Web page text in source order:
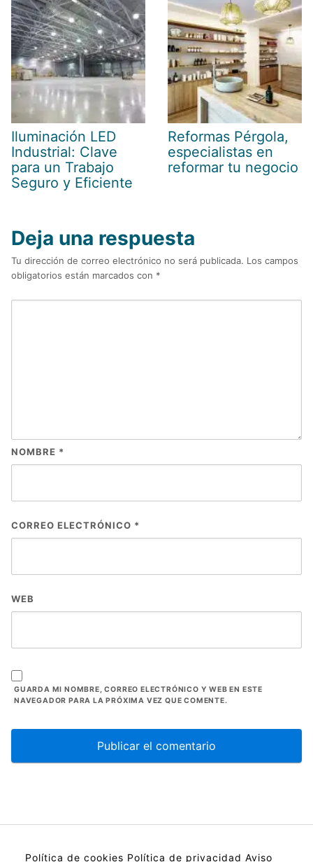
Iluminación LED
Industrial: Clave
para un Trabajo
Seguro y Eficiente
Reformas Pérgola,
especialistas en
reformar tu negocio
Deja una respuesta
Tu dirección de correo electrónico no será publicada. Los campos
obligatorios están marcados con *
NOMBRE *
CORREO ELECTRÓNICO *
WEB
GUARDA MI NOMBRE, CORREO ELECTRÓNICO Y WEB EN ESTE
NAVEGADOR PARA LA PRÓXIMA VEZ QUE COMENTE.
Política de cookies Política de privacidad Aviso